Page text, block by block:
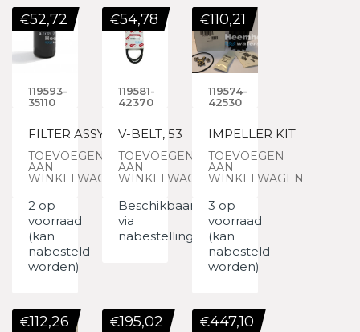
119593-
35110
FILTER ASSY,LO
TOEVOEGEN
AAN
WINKELWAGEN
€52,72
2 op
voorraad
(kan
nabesteld
worden)
119581-
42370
V-BELT, 53
TOEVOEGEN
AAN
WINKELWAGEN
€54,78
Beschikbaar
via
nabestelling
119574-
42530
IMPELLER KIT
TOEVOEGEN
AAN
WINKELWAGEN
€110,21
3 op
voorraad
(kan
nabesteld
worden)
€112,26 €195,02 €447,10